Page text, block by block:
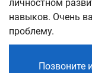
личностном
навыков. Очень
проблему.
Позвоните